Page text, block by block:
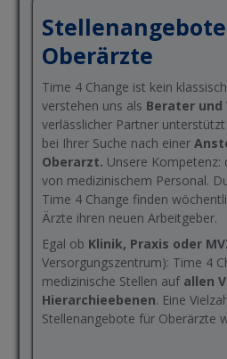
Oberärzte
Time 4 Change ist kein
verstehen uns als Berater
verlässlicher Partner
bei Ihrer Suche nach einer
Oberarzt. Unsere
von medizinischem Personal.
Time 4 Change finden
Ärzte ihren neuen Arbeitgeber.
Egal ob Klinik, Praxis oder
Versorgungszentrum): Time 4
medizinische Stellen auf allen
Hierarchieebenen. Eine
Stellenangebote für Oberärzte